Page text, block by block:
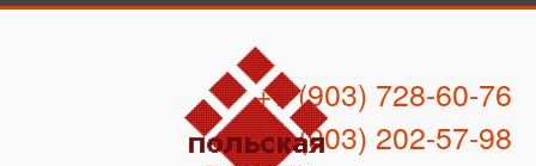
+7 (903) 728-60-76
+7 (903) 202-57-98